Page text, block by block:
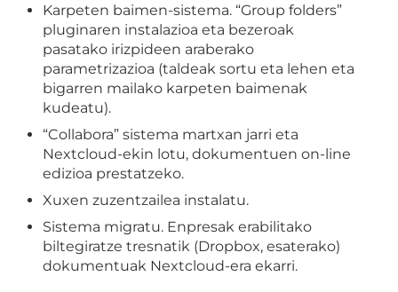
Karpeten baimen-sistema. “Group folders”
pluginaren instalazioa eta bezeroak
pasatako irizpideen araberako
parametrizazioa (taldeak sortu eta lehen eta
bigarren mailako karpeten baimenak
kudeatu).
“Collabora” sistema martxan jarri eta
Nextcloud-ekin lotu, dokumentuen on-line
edizioa prestatzeko.
Xuxen zuzentzailea instalatu.
Sistema migratu. Enpresak erabilitako
biltegiratze tresnatik (Dropbox, esaterako)
dokumentuak Nextcloud-era ekarri.